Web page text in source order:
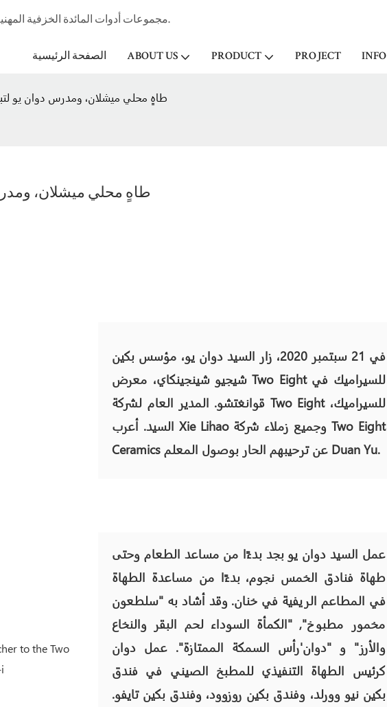
مجموعات أدوات المائدة الخزفية المهنية الصانع وتاجر الجملة لفندق ستار & مطعم منذ عام 1998.
الصفحة الرئيسية ABOUT US PRODUCT PROJECT INFO
طاهٍ محلي ميشلان، ومدرس دوان يو
طاهٍ محلي ميشلان،
في 21 سبتمبر 2020، زار السيد دوان يو، مؤسس بكين
شيجيو شينجينكاي، معرض Two Eight للسيراميك في
قوانغتشو. المدير العام لشركة Two Eight للسيراميك،
السيد. أعرب Xie Lihao وجميع زملاء شركة Two Eight
Ceramics عن ترحيبهم الحار بوصول المعلم Duan Yu.
عمل السيد دوان يو بجد بدءًا من مساعد الطعام وحتى
طهاة فنادق الخمس نجوم، بدءًا من مساعدة الطهاة
في المطاعم الريفية في خنان. وقد أشاد به "سلطعون
مخمور مطبوخ", "الكمأة السوداء لحم البقر والنخاع
والأرز" و "دوان'رأس السمكة الممتازة". عمل دوان
كرئيس الطهاة التنفيذي للمطبخ الصيني في فندق
بكين نيو وورلد، وفندق بكين روزوود، وفندق بكين تايفو.